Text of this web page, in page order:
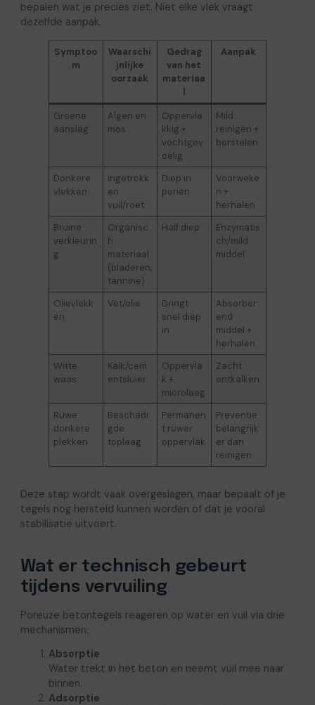
bepalen wat je precies ziet. Niet elke vlek vraagt
dezelfde aanpak.
Symptoo
m
Waarschi
jnlijke
oorzaak
Gedrag
van het
materiaa
l
Aanpak
Groene
aanslag
Algen en
mos
Oppervla
kkig +
vochtgev
oelig
Mild
reinigen +
borstelen
Donkere
vlekken
Ingetrokk
en
vuil/roet
Diep in
poriën
Voorweke
n +
herhalen
Bruine
verkleurin
g
Organisc
h
materiaal
(bladeren,
tannine)
Half diep
Enzymatis
ch/mild
middel
Olievlekk
en
Vet/olie
Dringt
snel diep
in
Absorber
end
middel +
herhalen
Witte
waas
Kalk/cem
entsluier
Oppervla
k +
microlaag
Zacht
ontkalken
Ruwe
donkere
plekken
Beschadi
gde
toplaag
Permanen
t ruwer
oppervlak
Preventie
belangrijk
er dan
reinigen
Deze stap wordt vaak overgeslagen, maar bepaalt of je
tegels nog hersteld kunnen worden of dat je vooral
stabilisatie uitvoert.
Wat er technisch gebeurt
tijdens vervuiling
Poreuze betontegels reageren op water en vuil via drie
mechanismen:
Absorptie
Water trekt in het beton en neemt vuil mee naar
binnen.
Adsorptie